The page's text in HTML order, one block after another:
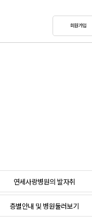
회원가입
연세사랑병원의 발자취
층별안내 및 병원둘러보기